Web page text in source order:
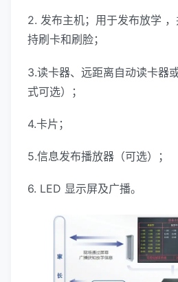
2. 发布主机；用于发布放学
持刷卡和刷脸；
3.读卡器、远距离自动读卡器
式可选）；
4.卡片；
5.信息发布播放器（可选）；
6. LED 显示屏及广播。